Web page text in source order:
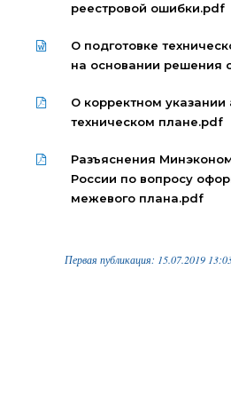
реестровой ошибки.pdf
О подготовке
на основании решения
О корректном указании
техническом плане.pdf
Разъяснения
России по вопросу
межевого плана.pdf
Первая публикация: 15.07.2019